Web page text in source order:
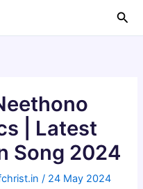
| Latest
Song 2024
/ 24 May 2024